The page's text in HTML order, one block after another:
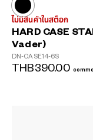
ไม่มีสินค้าในสต็อก
HARD CASE
Vader)
DN-CASE14-6S
THB390.00